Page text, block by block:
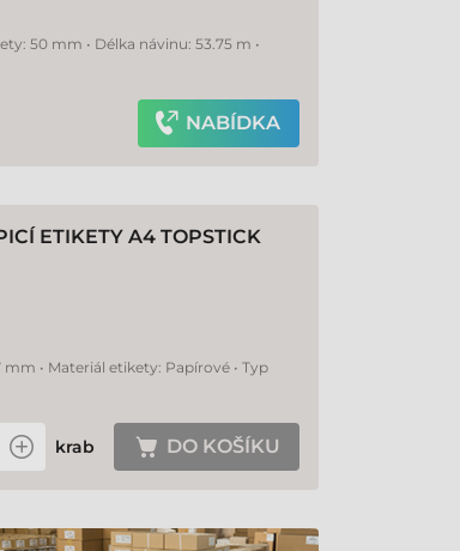
50 mm • Délka návinu: 53.75 m •
NABÍDKA
ETIKETY A4 TOPSTICK
• Materiál etikety: Papírové • Typ
krab DO KOŠÍKU